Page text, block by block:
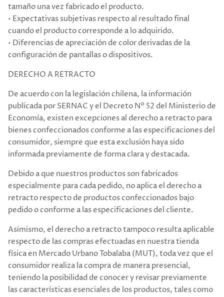
tamaño una vez fabricado el producto.
• Expectativas subjetivas respecto al resultado final
cuando el producto corresponde a lo adquirido.
• Diferencias de apreciación de color derivadas de la
configuración de pantallas o dispositivos.
DERECHO A RETRACTO
De acuerdo con la legislación chilena, la información
publicada por SERNAC y el Decreto N° 52 del Ministerio de
Economía, existen excepciones al derecho a retracto para
bienes confeccionados conforme a las especificaciones del
consumidor, siempre que esta exclusión haya sido
informada previamente de forma clara y destacada.
Debido a que nuestros productos son fabricados
especialmente para cada pedido, no aplica el derecho a
retracto respecto de productos confeccionados bajo
pedido o conforme a las especificaciones del cliente.
Asimismo, el derecho a retracto tampoco resulta aplicable
respecto de las compras efectuadas en nuestra tienda
física en Mercado Urbano Tobalaba (MUT), toda vez que el
consumidor realiza la compra de manera presencial,
teniendo la posibilidad de conocer y revisar previamente
las características esenciales de los productos, tales como